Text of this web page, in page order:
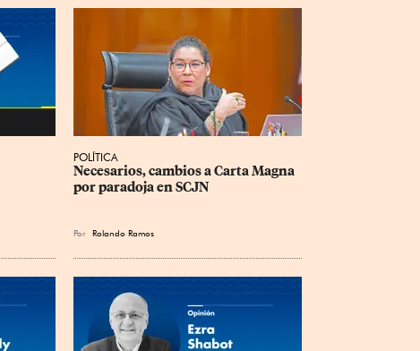
POLÍTICA
Necesarios, cambios a Carta Magna
por paradoja en SCJN
Por Rolando Ramos